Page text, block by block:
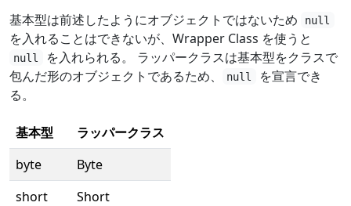
基本型は前述したようにオブジェクトではないため null
を入れることはできないが、Wrapper Class を使うと
null
を入れられる。 ラッパークラスは基本型をクラスで
包んだ形のオブジェクトであるため、
null
を宣言でき
る。
基本型
ラッパークラス
byte
Byte
short
Short